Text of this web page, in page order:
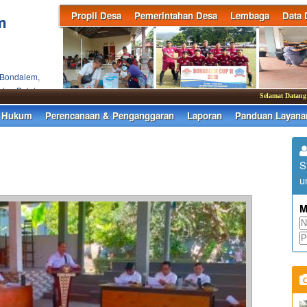
Propil Desa Pemerintahan Desa Lembaga Data
Buleleng
Selamat Datang di
Perencanaan & Penganggaran Laporan Panduan